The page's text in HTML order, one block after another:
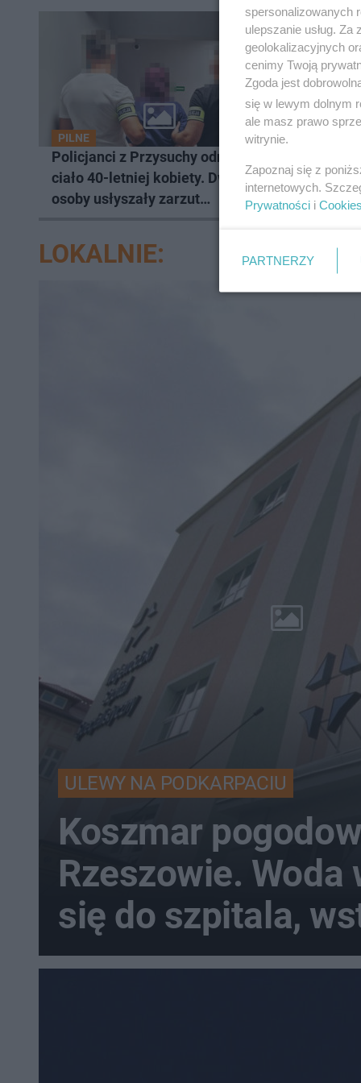
PILNE
Policjanci z Przysuchy odnaleźli
ciało 40-letniej kobiety. Dwie
osoby usłyszały zarzut
LOKALNIE:
ULEWY NA PODKARPACIU
Koszmar
Rzeszowie. Woda
się do szpitala,
przyjęcia
spersonalizowanych
ulepszanie usług.
geolokalizacyjnych
cenimy Twoją
Zgoda jest
się w lewym dolnym
ale masz prawo
witrynie.
Zapoznaj się z
internetowych.
Prywatności i Cookies
PARTNERZY